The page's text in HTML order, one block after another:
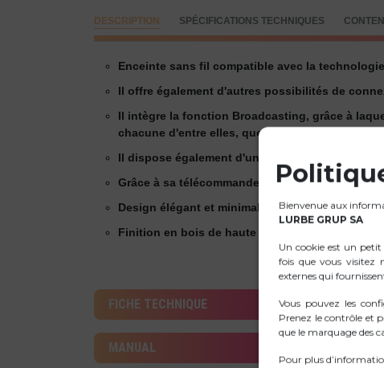
DESCRIPTION SPÉCIFICATIONS TECHNIQUES
Enceinte sans fil compatible avec la
Il offre également d'autres possibilités de
Il intègre la fonction Broadcasting, grâce à
chacune d'entre elles, que ce soit via Bluetooth,
Il dispose également d'une entrée micro jack
Grâce à sa télécommande, vous pourrez
Design élégant et minimaliste, avec une
Finition en bois de haute qualité pour une
FICHE TECHNIQUE .ZIP
MANUAL
Bienvenue aux
LURBE GRUP SA
Un cookie est un
fois que vous visitez
externes qui
Vous pouvez les
Prenez le contrôle et
que le marquage des
Pour plus